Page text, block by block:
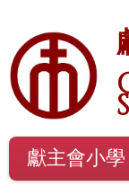
獻主會小學